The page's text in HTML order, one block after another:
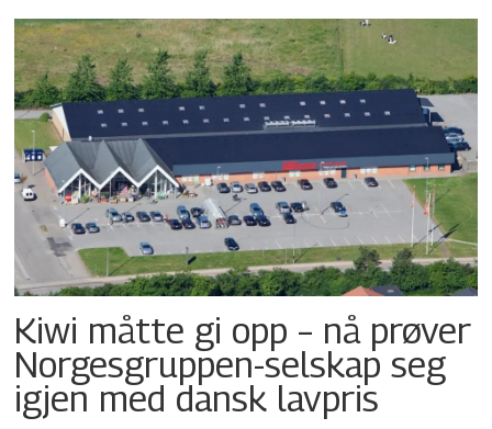
Kiwi måtte gi opp – nå prøver
Norgesgruppen-selskap seg
igjen med dansk lavpris